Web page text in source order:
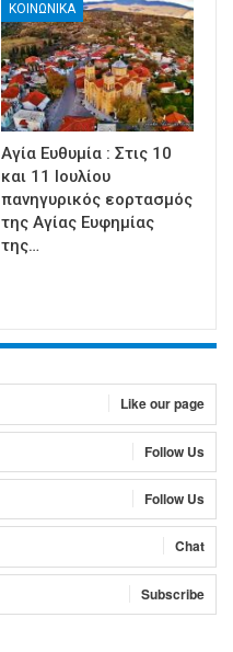
ΚΟΙΝΩΝΙΚΑ
Αγία Ευθυμία : Στις 10
και 11 Ιουλίου
πανηγυρικός εορτασμός
της Αγίας Ευφημίας
της…
Like our page
Follow Us
Follow Us
Chat
Subscribe